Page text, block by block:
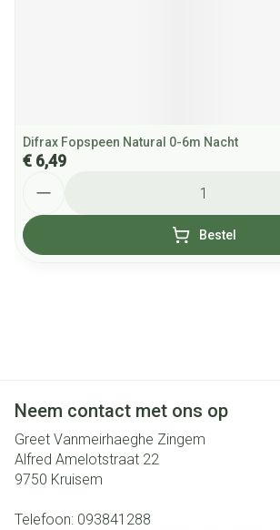
Difrax Fopspeen Natural 0-6m Nacht
€ 6,49
Bestel
Neem contact met ons op
Greet Vanmeirhaeghe Zingem
Alfred Amelotstraat 22
9750 Kruisem
Telefoon: 093841288